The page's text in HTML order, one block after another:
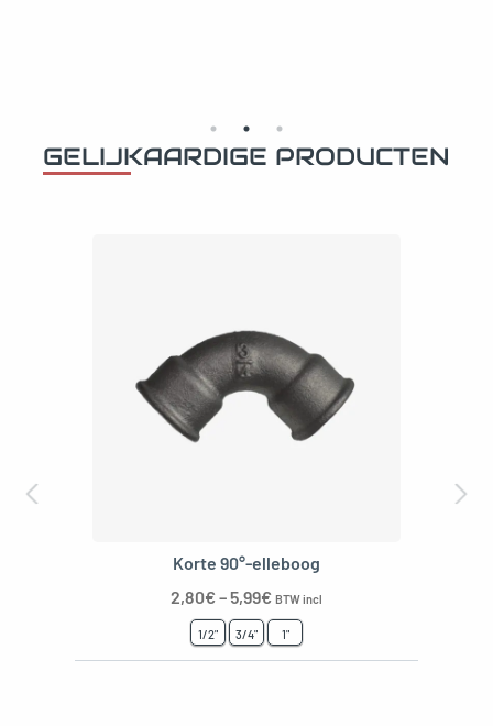
GELIJKAARDIGE PRODUCTEN
Korte 90°-elleboog
2,80€–5,99€ BTW incl
1/2" 3/4" 1"